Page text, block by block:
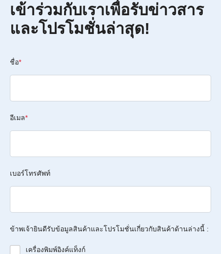
เข้าร่วมกับเราเพื่อรับข่าวสาร
และโปรโมชั่นล่าสุด!
ชื่อ*
อีเมล*
เบอร์โทรศัพท์
ข้าพเจ้ายินดีรับข้อมูลสินค้าและโปรโมชั่นเกี่ยวกับสินค้าด้านล่างนี้ :
เครื่องพิมพ์อิงค์แท็งก์